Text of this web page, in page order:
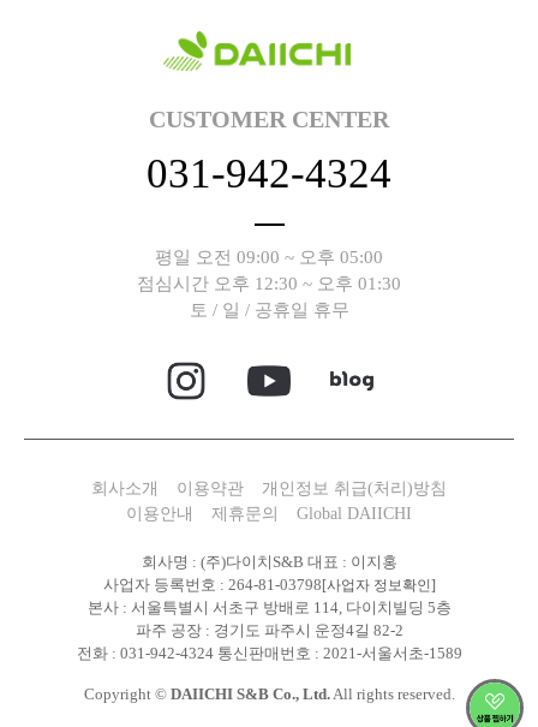
CUSTOMER CENTER
031-942-4324
평일 오전 09:00 ~ 오후 05:00
점심시간 오후 12:30 ~ 오후 01:30
토 / 일 / 공휴일 휴무
회사소개 이용약관
개인정보 취급(처리)방침
이용안내
제휴문의 Global DAIICHI
회사명 : (주)다이치S&B 대표 : 이지홍
사업자 등록번호 : 264-81-03798[사업자 정보확인]
본사 : 서울특별시 서초구 방배로 114, 다이치빌딩 5층
파주 공장 : 경기도 파주시 운정4길 82-2
전화 : 031-942-4324 통신판매번호 : 2021-서울서초-1589
Copyright © DAIICHI S&B Co., Ltd.All rights reserved.